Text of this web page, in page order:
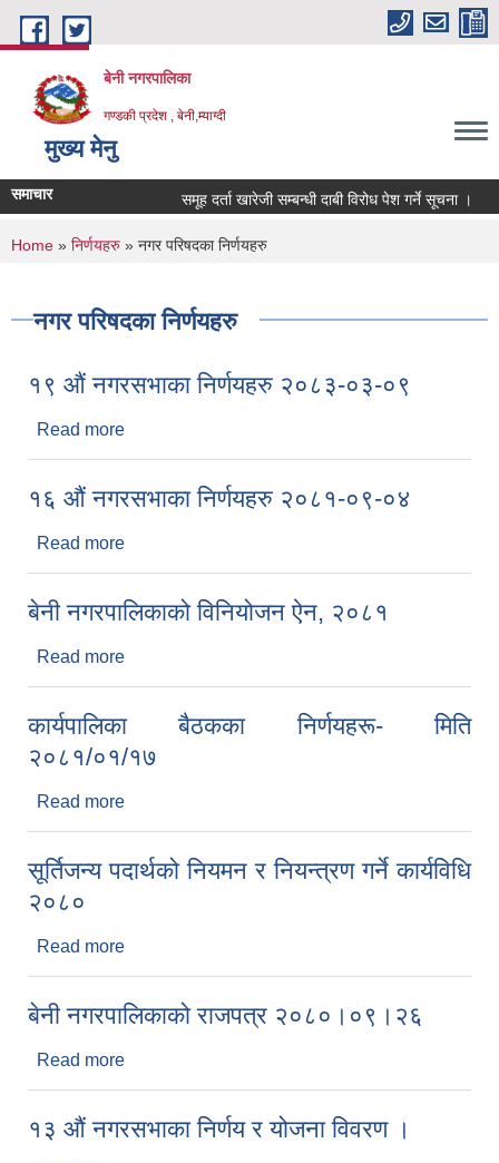
Skip to main content
बेनी नगरपालिका
गण्डकी प्रदेश , बेनी,म्याग्दी
मुख्य मेनु
समाचार समूह दर्ता खारेजी सम्बन्धी दाबी विरोध पेश गर्ने सूचना ।
You are here
Home » निर्णयहरु » नगर परिषदका निर्णयहरु
नगर परिषदका निर्णयहरु
१९ औं नगरसभाका निर्णयहरु २०८३-०३-०९
Read more
१६ औं नगरसभाका निर्णयहरु २०८१-०९-०४
Read more
बेनी नगरपालिकाको विनियोजन ऐन, २०८१
Read more
कार्यपालिका बैठकका निर्णयहरू- मिति
२०८१/०१/१७
Read more
सूर्तिजन्य पदार्थको नियमन र नियन्त्रण गर्ने कार्यविधि
२०८०
Read more
बेनी नगरपालिकाको राजपत्र २०८०।०९।२६
Read more
१३ औं नगरसभाका निर्णय र योजना विवरण ।